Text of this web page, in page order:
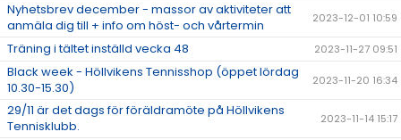
Nyhetsbrev december - massor av aktiviteter att
anmäla dig till + info om höst- och vårtermin
2023-12-01 10:59
Träning i tältet inställd vecka 48 2023-11-27 09:51
Black week - Höllvikens Tennisshop (öppet lördag
10.30-15.30)
2023-11-20 16:34
29/11 är det dags för föräldramöte på Höllvikens
Tennisklubb.
2023-11-14 15:17